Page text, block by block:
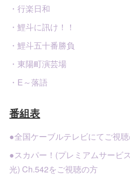
・行楽日和
・鯉斗に訊け！！
・鯉斗五十番勝負
・東陽町演芸場
・E～落語
番組表
●全国ケーブルテレビにてご視
●スカパー！(プレミアムサービ
光) Ch.542をご視聴の方